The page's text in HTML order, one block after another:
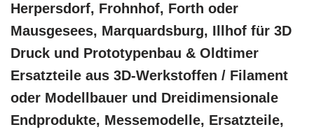
Herpersdorf, Frohnhof, Forth oder
Mausgesees, Marquardsburg, Illhof für 3D
Druck und Prototypenbau & Oldtimer
Ersatzteile aus 3D-Werkstoffen / Filament
oder Modellbauer und Dreidimensionale
Endprodukte, Messemodelle, Ersatzteile,